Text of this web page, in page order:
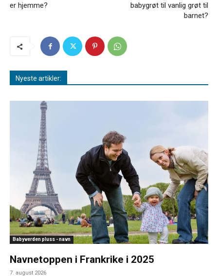
er hjemme?
babygrøt til vanlig grøt til
barnet?
Nyeste artikler:
Babyverden pluss - navn
Navnetoppen i Frankrike i 2025
7. august 2026